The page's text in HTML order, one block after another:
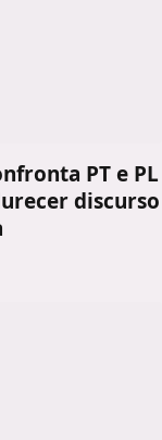
PT e PL
discurso